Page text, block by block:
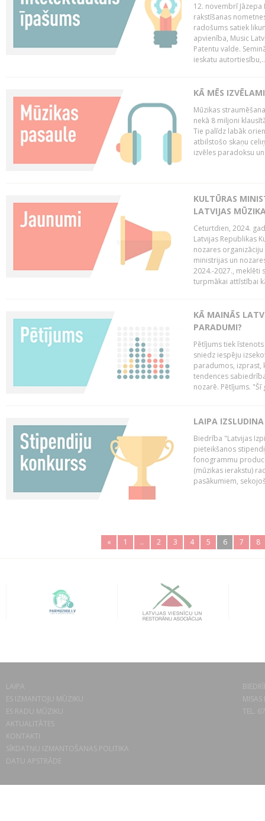
12. novembrī
rakstīšanas
radošums satiek
apvienība, Music
Patentu valde.
ieskatu
KĀ MĒS
Mūzikas
nekā 8 miljoni
Tie palīdz labāk
atbilstošo skaņu
izvēles paradoksu
KULTŪRAS
LATVIJAS
Ceturtdien, 2024.
Latvijas Republikas
nozares
ministrijas un
2024.-2027., meklēti
turpmākai attīstībai
KĀ MAINĀS
PARADUMI?
Pētījums tiek
sniedz iespēju
paradumos, izprast,
tendences
nozarē. Pētījums.
LAIPA
Biedrība "Latvijas
pieteikšanos
fonogrammu
(mūzikas ierakstu)
pasākumiem,
« 1 .. 2 3 4 5 6 7 8
LAIPA
ES IZMANTOJU MŪZIKU
ES RADU MŪZIKU
AKTUALITĀTES
KONTAKTI
SĪKDATŅU IZMANTOŠANAS POLITIKA
DATU APSTRĀDE
TEL.